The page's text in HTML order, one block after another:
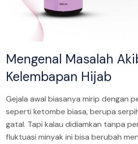
Mengenal Masalah
Kelembapan Hijab
Gejala awal biasanya mirip dengan
seperti ketombe biasa, berupa
gatal. Tapi kalau didiamkan tanpa
fluktuasi minyak ini bisa berubah